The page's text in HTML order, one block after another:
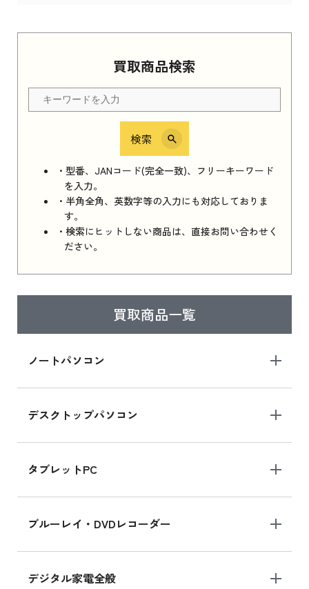
買取商品検索
検索
・型番、JANコード(完全一致)、フリーキーワード
を入力。
・半角全角、英数字等の入力にも対応しておりま
す。
・検索にヒットしない商品は、直接お問い合わせく
ださい。
買取商品一覧
ノートパソコン
デスクトップパソコン
タブレットPC
ブルーレイ・DVDレコーダー
デジタル家電全般
Apple Watch Series 11 2025 新品買取価格はこ
ちら
iPhone 16e シリーズ 2025
iPhone 16e シリーズ 2025 新品買取価格はこち
ら
iPad 11インチ 2025年春モデル
はこちら
ら
iPad mini シリーズ 2024
iPad mini 8.3インチ の新品買取価格
iPhone 16 シリーズ
iPhone 16 の新品買取価格
iPad Air 11インチ シリーズ